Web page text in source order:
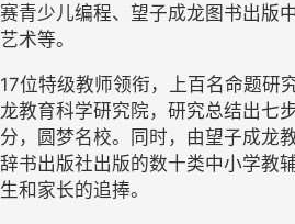
赛青少儿编程、望子成龙图书出版
艺术等。
17位特级教师领衔，上百名命题研
龙教育科学研究院，研究总结出七
分，圆梦名校。同时，由望子成龙
辞书出版社出版的数十类中小学教
生和家长的追捧。